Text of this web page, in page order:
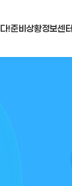
!준비상황정보센터